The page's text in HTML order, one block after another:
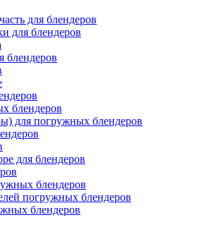
для блендеров
для блендеров
блендеров
блендеров
для погружных блендеров
для блендеров
блендеров
погружных блендеров
блендеров